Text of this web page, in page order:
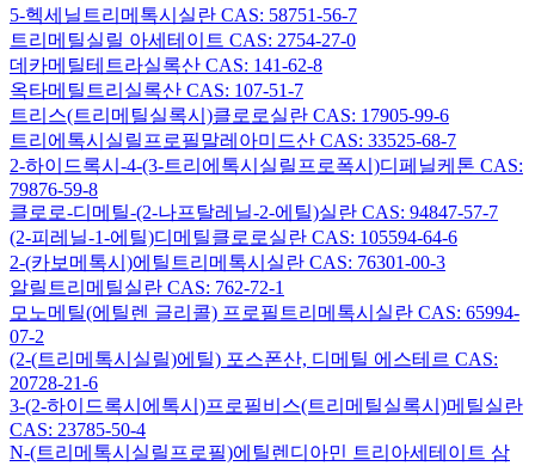
5-헥세닐트리메톡시실란 CAS: 58751-56-7
트리메틸실릴 아세테이트 CAS: 2754-27-0
데카메틸테트라실록산 CAS: 141-62-8
옥타메틸트리실록산 CAS: 107-51-7
트리스(트리메틸실록시)클로로실란 CAS: 17905-99-6
트리에톡시실릴프로필말레아미드산 CAS: 33525-68-7
2-하이드록시-4-(3-트리에톡시실릴프로폭시)디페닐케톤 CAS:
79876-59-8
클로로-디메틸-(2-나프탈레닐-2-에틸)실란 CAS: 94847-57-7
(2-피레닐-1-에틸)디메틸클로로실란 CAS: 105594-64-6
2-(카보메톡시)에틸트리메톡시실란 CAS: 76301-00-3
알릴트리메틸실란 CAS: 762-72-1
모노메틸(에틸렌 글리콜) 프로필트리메톡시실란 CAS: 65994-
07-2
(2-(트리메톡시실릴)에틸) 포스폰산, 디메틸 에스테르 CAS:
20728-21-6
3-(2-하이드록시에톡시)프로필비스(트리메틸실록시)메틸실란
CAS: 23785-50-4
N-(트리메톡시실릴프로필)에틸렌디아민 트리아세테이트 삼